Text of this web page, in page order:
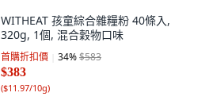
WITHEAT 孩童綜合雜糧粉 40條入,
320g, 1個, 混合穀物口味
首購折扣價 34%$583
$383
($11.97/10g)